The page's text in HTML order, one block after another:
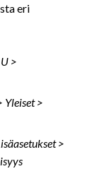
eri
>
Yleiset >
>